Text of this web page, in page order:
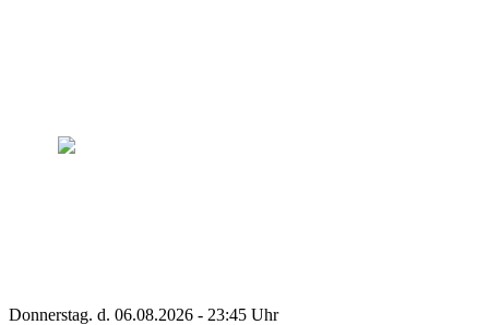
Donnerstag. d. 06.08.2026 - 23:45 Uhr